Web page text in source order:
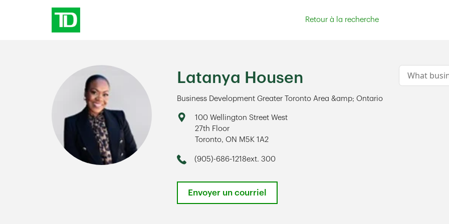
Retour à la recherche
Latanya Housen
Business Development Greater Toronto Area &amp; Ontario
Address100 Wellington Street West
27th Floor
Toronto, ON M5K 1A2
Phone
(905)-686-1218ext. 300
Envoyer un courriel
Conduct a